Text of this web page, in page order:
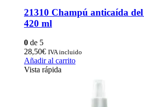
21310 Champú anticaída
420 ml
0 de 5
28,50€ IVA incluido
Añadir al carrito
Vista rápida